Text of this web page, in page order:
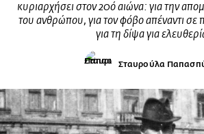
κυριαρχήσει στον 20ό αιώνα: για την
του ανθρώπου, για τον φόβο απέναντι σε
για τη δίψα για
Σταυρούλα